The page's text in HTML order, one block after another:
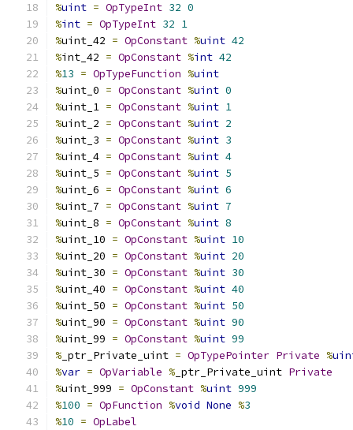
%uint = OpTypeInt 32 0
%int = OpTypeInt 32 1
%uint_42 = OpConstant %uint 42
%int_42 = OpConstant %int 42
%13 = OpTypeFunction %uint
%uint_0 = OpConstant %uint 0
%uint_1 = OpConstant %uint 1
%uint_2 = OpConstant %uint 2
%uint_3 = OpConstant %uint 3
%uint_4 = OpConstant %uint 4
%uint_5 = OpConstant %uint 5
%uint_6 = OpConstant %uint 6
%uint_7 = OpConstant %uint 7
%uint_8 = OpConstant %uint 8
%uint_10 = OpConstant %uint 10
%uint_20 = OpConstant %uint 20
%uint_30 = OpConstant %uint 30
%uint_40 = OpConstant %uint 40
%uint_50 = OpConstant %uint 50
%uint_90 = OpConstant %uint 90
%uint_99 = OpConstant %uint 99
% _ptr_Private_uint = OpTypePointer Private %
%var = OpVariable % _ptr_Private_uint Private
%uint_999 = OpConstant %uint 999
%100 = OpFunction %void None %3
%10 = OpLabel